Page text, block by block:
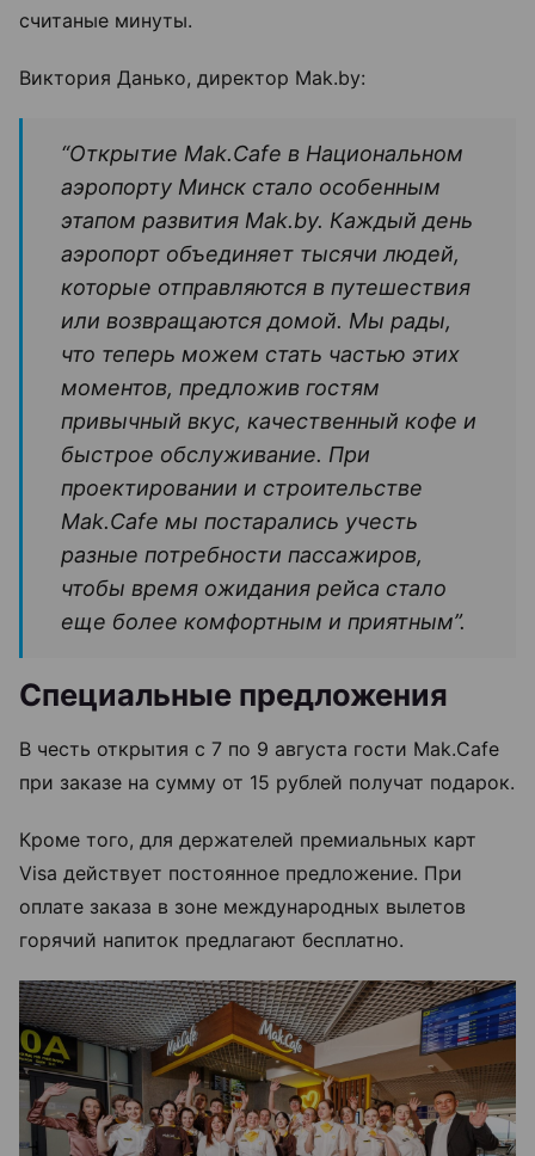
считаные минуты.
Виктория Данько, директор Mak.by:
“Открытие Mak.Cafe в Национальном
аэропорту Минск стало особенным
этапом развития Mak.by. Каждый день
аэропорт объединяет тысячи людей,
которые отправляются в путешествия
или возвращаются домой. Мы рады,
что теперь можем стать частью этих
моментов, предложив гостям
привычный вкус, качественный кофе и
быстрое обслуживание. При
проектировании и строительстве
Mak.Cafe мы постарались учесть
разные потребности пассажиров,
чтобы время ожидания рейса стало
еще более комфортным и приятным”.
Специальные предложения
В честь открытия с 7 по 9 августа гости Mak.Cafe
при заказе на сумму от 15 рублей получат подарок.
Кроме того, для держателей премиальных карт
Visa действует постоянное предложение. При
оплате заказа в зоне международных вылетов
горячий напиток предлагают бесплатно.